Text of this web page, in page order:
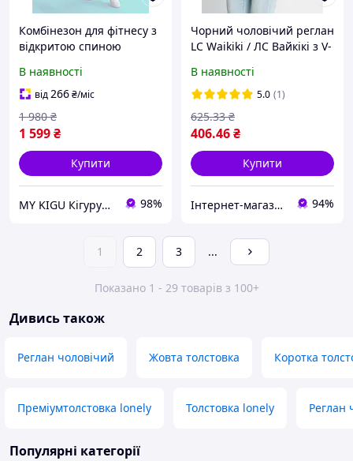
Комбінезон для фітнесу з
відкритою спиною
зовнішніми швами
шоколадний на блискавці
без пушап обтислий L
В наявності
від266₴/міс
1 599₴
1 980 ₴
Купити
MY KIGU Кігурумі для вієї родини! 98%
Чорний чоловічий реглан
LC Waikiki / ЛС Вайкікі з V-
В наявності
5.0 (1)
406.46₴
625.33 ₴
Купити
Інтернет-магазин "Із Туреччини з любов'ю" 94%
1 2 3 ...
Показано 1 - 29 товарів з 100+
Дивись також
Реглан чоловічий Жовта толстовка Коротка
Преміумтолстовка lonely Толстовка lonely Реглан
Популярні категорії